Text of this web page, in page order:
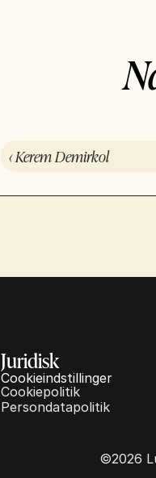
‹ Kerem Demirkol
Juridisk
Cookieindstillinger
Cookiepolitik
Persondatapolitik
©2026